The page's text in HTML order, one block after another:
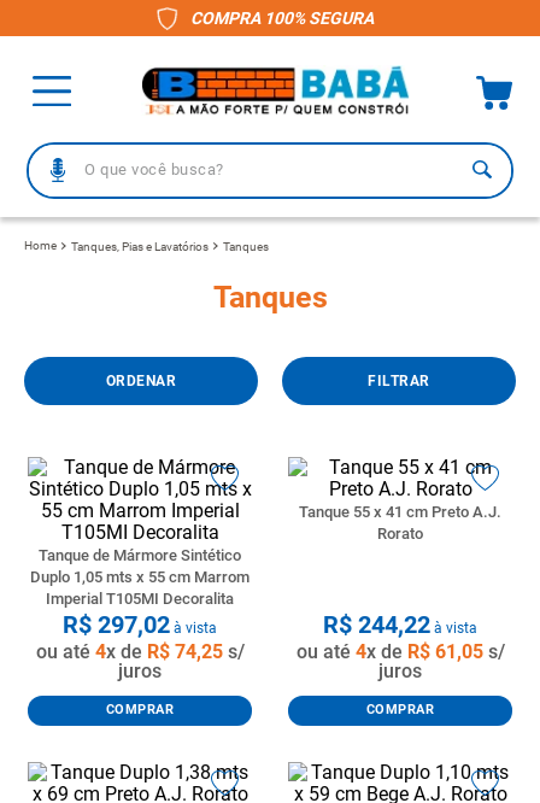
COMPRA 100% SEGURA
O que você busca?
Tanques, Pias e Lavatórios Tanques
Tanques
FILTRAR
Tanque de Mármore Sintético
Duplo 1,05 mts x 55 cm Marrom
Imperial T105MI Decoralita
R$ 297,02 à vista
ou até 4x de R$ 74,25s/
juros
COMPRAR
Tanque 55 x 41 cm Preto A.J.
Rorato
R$ 244,22 à vista
ou até 4x de R$ 61,05s/
juros
COMPRAR
3º telha
6º telha fibrocimento
º revestimento
8º pisos
9º porta
10º vaso sanitario caixa acoplada